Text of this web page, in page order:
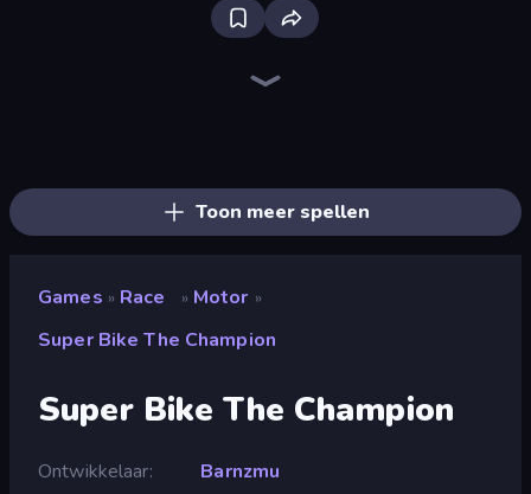
Toon meer spellen
Games » Race » Motor »
Super Bike The Champion
Super Bike The Champion
Ontwikkelaar
Barnzmu